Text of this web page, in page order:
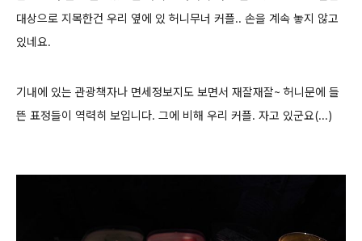
대상으로 지목한건 우리 옆에 있 허니무너 커플.. 손을 계속 놓지 않고
있네요.
기내에 있는 관광책자나 면세정보지도 보면서 재잘재잘~ 허니문에 들
뜬 표정들이 역력히 보입니다. 그에 비해 우리 커플. 자고 있군요(...)